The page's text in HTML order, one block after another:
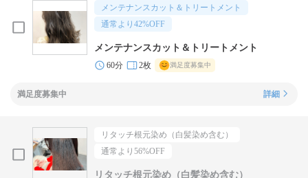
メンテナンスカット＆トリートメント
通常より 42%OFF
メンテナンスカット＆トリートメント
60分 2枚 満足度募集中
満足度募集中 詳細
リタッチ根元染め（白髪染め含む）
通常より 56%OFF
リタッチ根元染め（白髪染め含む）